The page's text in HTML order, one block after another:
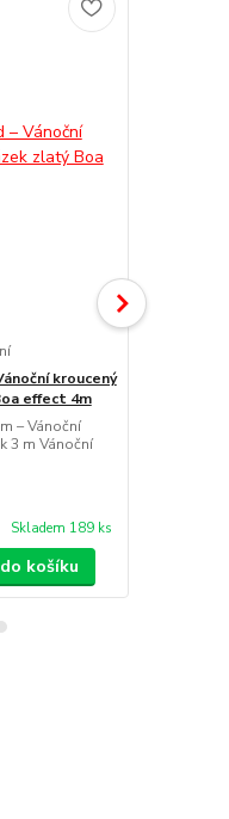
kroucený
effect 4m
– Vánoční
3 m Vánoční
Skladem 189 ks
košíku